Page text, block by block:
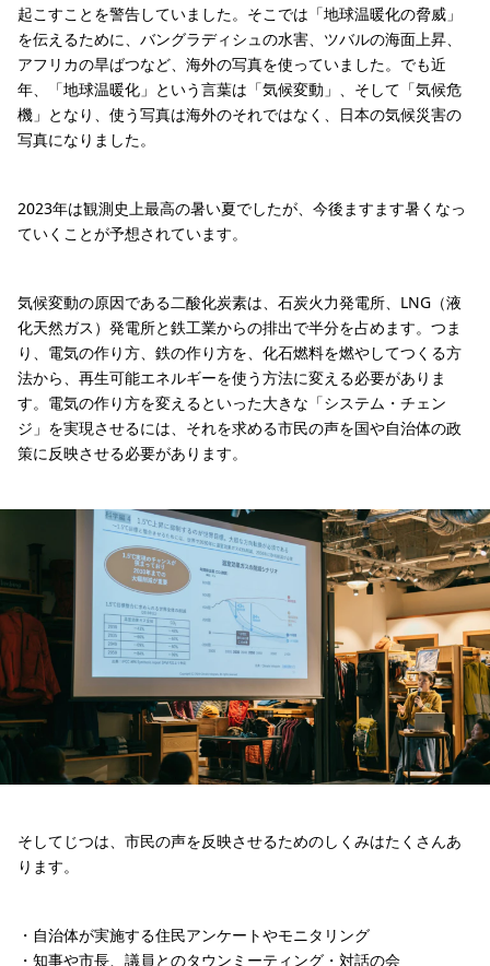
起こすことを警告していました。そこでは「地球温暖化の脅威」
を伝えるために、バングラディシュの水害、ツバルの海面上昇、
アフリカの旱ばつなど、海外の写真を使っていました。でも近
年、「地球温暖化」という言葉は「気候変動」、そして「気候危
機」となり、使う写真は海外のそれではなく、日本の気候災害の
写真になりました。
2023年は観測史上最高の暑い夏でしたが、今後ますます暑くなっ
ていくことが予想されています。
気候変動の原因である二酸化炭素は、石炭火力発電所、LNG（液
化天然ガス）発電所と鉄工業からの排出で半分を占めます。つま
り、電気の作り方、鉄の作り方を、化石燃料を燃やしてつくる方
法から、再生可能エネルギーを使う方法に変える必要がありま
す。電気の作り方を変えるといった大きな「システム・チェン
ジ」を実現させるには、それを求める市民の声を国や自治体の政
策に反映させる必要があります。
そしてじつは、市民の声を反映させるためのしくみはたくさんあ
ります。
・自治体が実施する住民アンケートやモニタリング
・知事や市長、議員とのタウンミーティング・対話の会